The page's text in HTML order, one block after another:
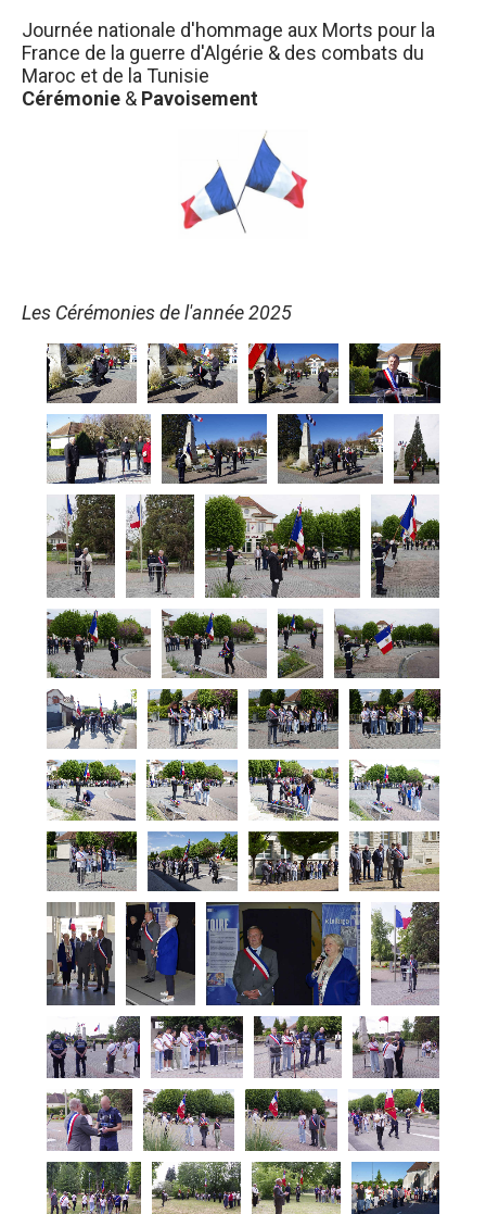
Journée nationale d'hommage aux Morts pour la
France de la guerre d'Algérie & des combats du
Maroc et de la Tunisie
Cérémonie & Pavoisement
Les Cérémonies de l'année 2025